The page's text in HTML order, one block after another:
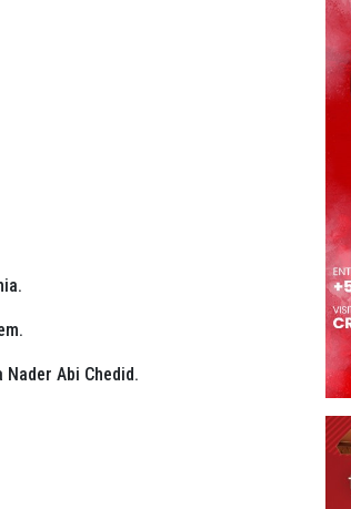
Abi Chedid.